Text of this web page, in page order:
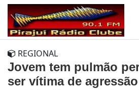
REGIONAL
Jovem tem pulmão
ser vítima de